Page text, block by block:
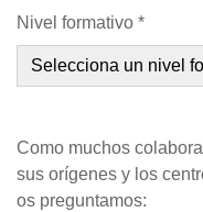
Nivel formativo *
Selecciona un nivel
Como muchos
sus orígenes y los
os preguntamos: